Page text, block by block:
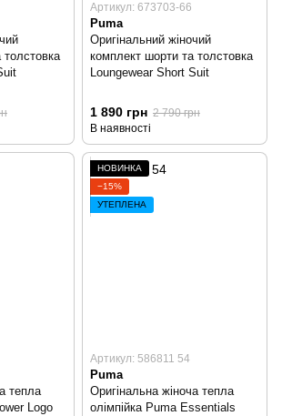
Артикул: 673703-66
Puma
Оригінальний жіночий
комплект шорти та толстовка
Loungewear Short Suit
1 890 грн 2 790 грн
В наявності
тепла
Logo
НОВИНКА
−15%
УТЕПЛЕНА
Артикул: 586811 54
Puma
Оригінальна жіноча тепла
олімпійка Puma Essentials